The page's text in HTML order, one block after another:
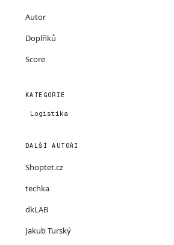
Autor
Doplňků
Score
KATEGORIE
Logistika
DALŠÍ AUTOŘI
Shoptet.cz
techka
dkLAB
Jakub Turský